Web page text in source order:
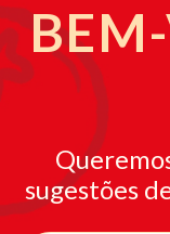
sugestões